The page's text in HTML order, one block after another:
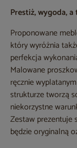
Prestiż, wygoda,
Proponowane
który wyróżnia
perfekcja
Malowane
ręcznie
strukturze tworzą
niekorzystne
Zestaw prezentuje
będzie oryginalną